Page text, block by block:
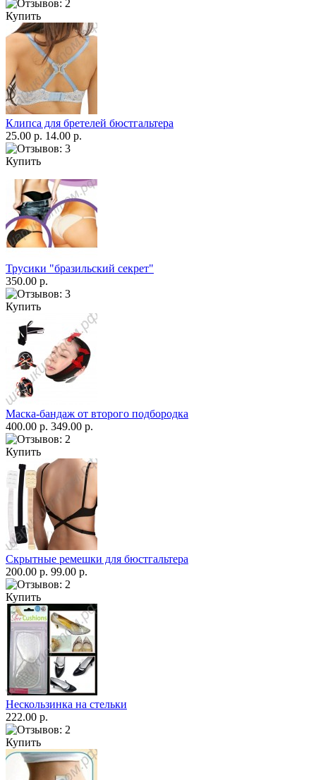
Купить
Клипса для бретелей бюстгальтера
25.00 р. 14.00 р.
Купить
Трусики "бразильский секрет"
350.00 р.
Купить
Маска-бандаж от второго подбородка
400.00 р. 349.00 р.
Купить
Скрытные ремешки для бюстгальтера
200.00 р. 99.00 р.
Купить
Нескользинка на стельки
222.00 р.
Купить